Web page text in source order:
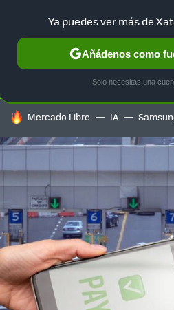
SELECCIÓN GAMING HOME
HOY SE HABLA DE
Mercado Libre IA
Ya puedes ver más de
Añádenos como
Solo necesitas una